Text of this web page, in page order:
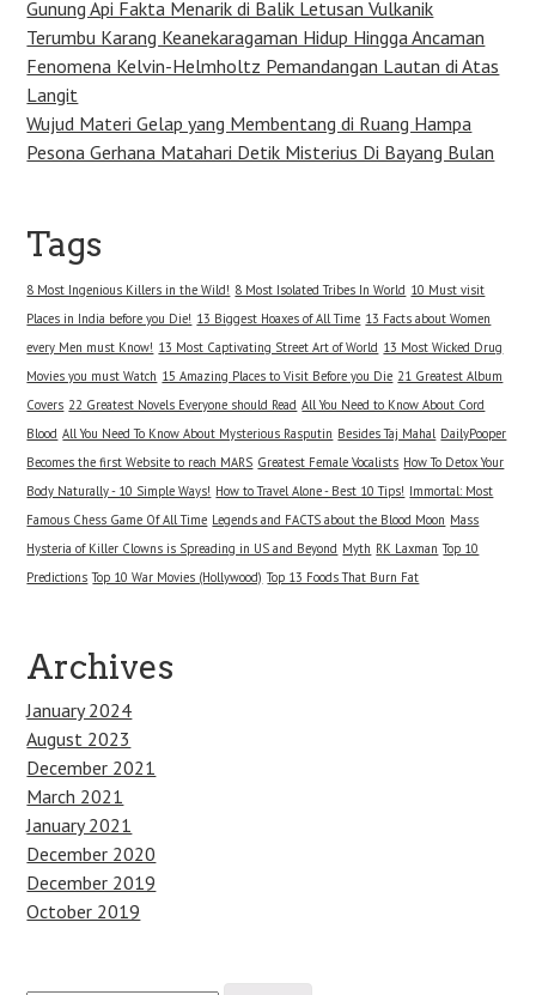
Gunung Api Fakta Menarik di Balik Letusan Vulkanik
Terumbu Karang Keanekaragaman Hidup Hingga Ancaman
Fenomena Kelvin-Helmholtz Pemandangan Lautan di Atas
Langit
Wujud Materi Gelap yang Membentang di Ruang Hampa
Pesona Gerhana Matahari Detik Misterius Di Bayang Bulan
Tags
8 Most Ingenious Killers in the Wild! 8 Most Isolated Tribes In World 10 Must visit
Places in India before you Die! 13 Biggest Hoaxes of All Time 13 Facts about Women
every Men must Know! 13 Most Captivating Street Art of World 13 Most Wicked Drug
Movies you must Watch 15 Amazing Places to Visit Before you Die 21 Greatest Album
Covers 22 Greatest Novels Everyone should Read All You Need to Know About Cord
Blood All You Need To Know About Mysterious Rasputin Besides Taj Mahal DailyPooper
Becomes the first Website to reach MARS Greatest Female Vocalists How To Detox Your
Body Naturally - 10 Simple Ways! How to Travel Alone - Best 10 Tips! Immortal: Most
Famous Chess Game Of All Time Legends and FACTS about the Blood Moon Mass
Hysteria of Killer Clowns is Spreading in US and Beyond Myth RK Laxman Top 10
Predictions Top 10 War Movies (Hollywood) Top 13 Foods That Burn Fat
Archives
January 2024
August 2023
December 2021
March 2021
January 2021
December 2020
December 2019
October 2019